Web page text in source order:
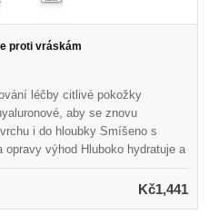
proti vráskám
léčby citlivé pokožky
aby se znovu
i do hloubky Smíšeno s
výhod Hluboko hydratuje a
Kč1,441